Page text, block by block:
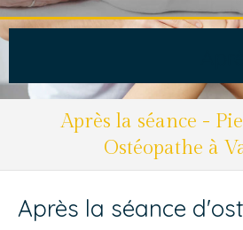
Après la séance -
Ostéopathe à
Après la séance